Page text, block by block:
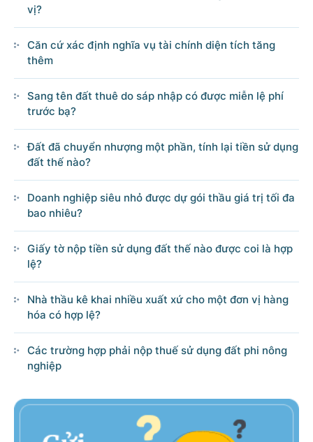
vị?
Căn cứ xác định nghĩa vụ tài chính diện tích tăng
thêm
Sang tên đất thuê do sáp nhập có được miễn lệ phí
trước bạ?
Đất đã chuyển nhượng một phần, tính lại tiền sử dụng
đất thế nào?
Doanh nghiệp siêu nhỏ được dự gói thầu giá trị tối đa
bao nhiêu?
Giấy tờ nộp tiền sử dụng đất thế nào được coi là hợp
lệ?
Nhà thầu kê khai nhiều xuất xứ cho một đơn vị hàng
hóa có hợp lệ?
Các trường hợp phải nộp thuế sử dụng đất phi nông
nghiệp